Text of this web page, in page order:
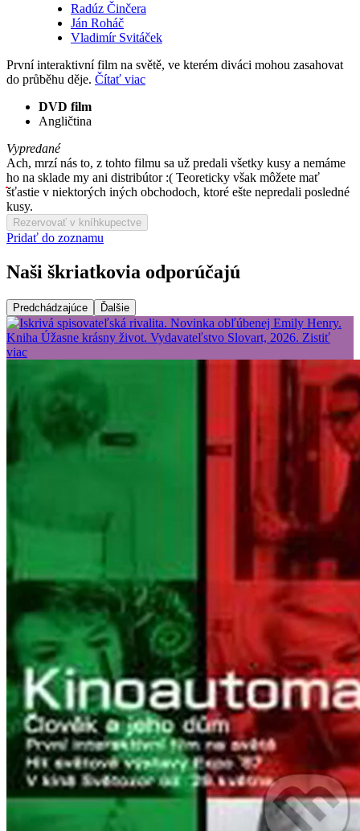
Radúz Činčera
Ján Roháč
Vladimír Svitáček
První interaktivní film na světě, ve kterém diváci mohou zasahovat
do průběhu děje. Čítať viac
DVD film
Angličtina
Vypredané
Ach, mrzí nás to, z tohto filmu sa už predali všetky kusy a nemáme
ho na sklade my ani distribútor :( Teoreticky však môžete mať
šťastie v niektorých iných obchodoch, ktoré ešte nepredali posledné
kusy.
Rezervovať v kníhkupectve
Pridať do zoznamu
Naši škriatkovia odporúčajú
Predchádzajúce Ďalšie